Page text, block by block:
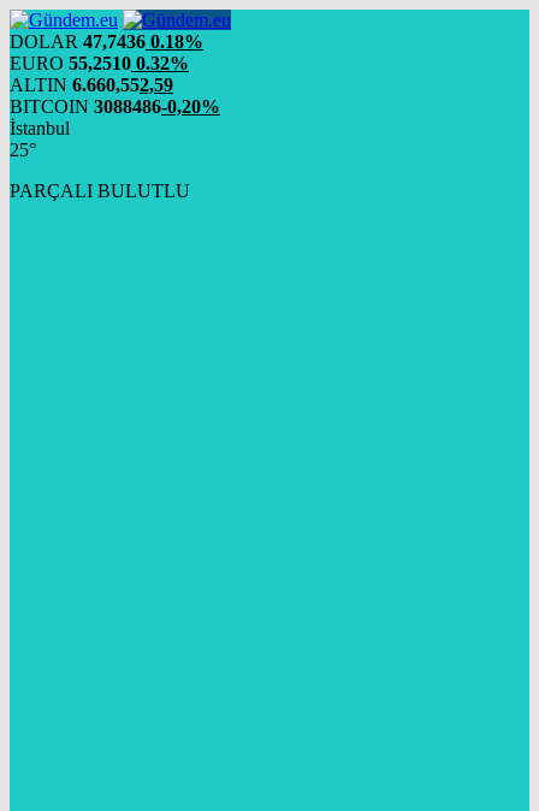
DOLAR 47,7436 0.18%
EURO 55,2510 0.32%
ALTIN 6.660,552,59
BITCOIN 3088486-0,20%
İstanbul
25°
PARÇALI BULUTLU